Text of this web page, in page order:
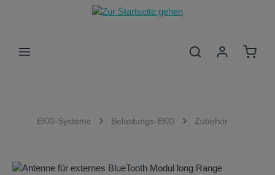
Zum Hauptinhalt springen
EKG-Systeme Belastungs-EKG Zubehör
Bildergalerie überspringen